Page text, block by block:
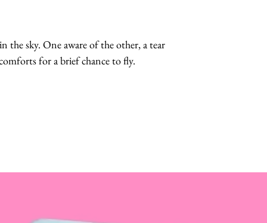
the sky. One aware of the other, a tear
for a brief chance to fly.